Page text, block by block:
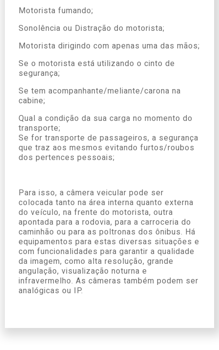
Motorista fumando;
Sonolência ou Distração do motorista;
Motorista dirigindo com apenas uma das mãos;
Se o motorista está utilizando o cinto de
segurança;
Se tem acompanhante/meliante/carona na
cabine;
Qual a condição da sua carga no momento do
transporte;
Se for transporte de passageiros, a segurança
que traz aos mesmos evitando furtos/roubos
dos pertences pessoais;
Para isso, a câmera veicular pode ser
colocada tanto na área interna quanto externa
do veículo, na frente do motorista, outra
apontada para a rodovia, para a carroceria do
caminhão ou para as poltronas dos ônibus. Há
equipamentos para estas diversas situações e
com funcionalidades para garantir a qualidade
da imagem, como alta resolução, grande
angulação, visualização noturna e
infravermelho. As câmeras também podem ser
analógicas ou IP.